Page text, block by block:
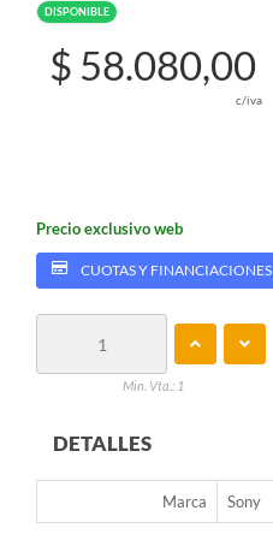
DISPONIBLE
$ 58.080,00
c/iva
Precio exclusivo web
CUOTAS Y FINANCIACIONES
Min. Vta.: 1
DETALLES
Marca Sony